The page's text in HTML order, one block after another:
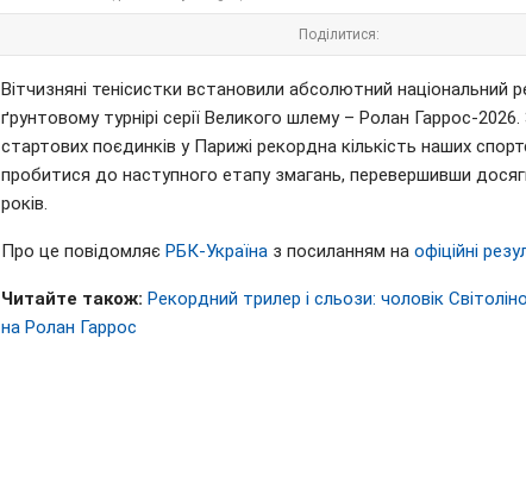
Поділитися:
Вітчизняні тенісистки встановили абсолютний національний
ґрунтовому турнірі серії Великого шлему – Ролан Гаррос-
стартових поєдинків у Парижі рекордна кількість наших
пробитися до наступного етапу змагань, перевершивши
років.
Про це повідомляє РБК-Україна з посиланням на офіційні
Читайте також: Рекордний трилер і сльози: чоловік
на Ролан Гаррос